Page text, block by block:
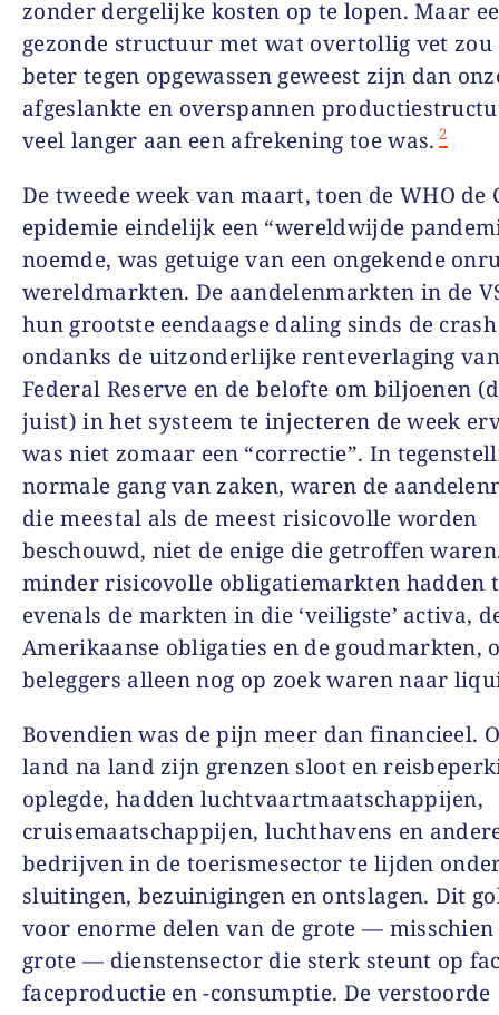
zonder dergelijke kosten op te lopen. Maar
gezonde structuur met wat overtollig vet zou
beter tegen opgewassen geweest zijn dan
afgeslankte en overspannen
veel langer aan een afrekening toe was. 2
De tweede week van maart, toen de WHO de
epidemie eindelijk een “wereldwijde
noemde, was getuige van een ongekende
wereldmarkten. De aandelenmarkten in de
hun grootste eendaagse daling sinds de crash
ondanks de uitzonderlijke renteverlaging
Federal Reserve en de belofte om biljoenen
juist) in het systeem te injecteren de week
was niet zomaar een “correctie”. In
normale gang van zaken, waren de
die meestal als de meest risicovolle worden
beschouwd, niet de enige die getroffen
minder risicovolle obligatiemarkten hadden
evenals de markten in die ‘veiligste’ activa,
Amerikaanse obligaties en de goudmarkten,
beleggers alleen nog op zoek waren naar
Bovendien was de pijn meer dan financieel.
land na land zijn grenzen sloot en
oplegde, hadden luchtvaartmaatschappijen,
cruisemaatschappijen, luchthavens en
bedrijven in de toerismesector te lijden
sluitingen, bezuinigingen en ontslagen. Dit
voor enorme delen van de grote —
grote — dienstensector die sterk steunt op
faceproductie en -consumptie. De verstoorde